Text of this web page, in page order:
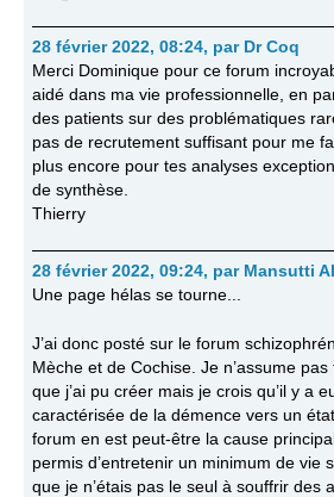
28 février 2022, 08:24, par Dr Coq
Merci Dominique pour ce forum
aidé dans ma vie professionnelle, en
des patients sur des problématiques
pas de recrutement suffisant pour me
plus encore pour tes analyses
de synthèse.
Thierry
28 février 2022, 09:24, par Mansutti
Une page hélas se tourne...
J’ai donc posté sur le forum
Mèche et de Cochise. Je n’assume
que j’ai pu créer mais je crois qu’il y a
caractérisée de la démence vers un
forum en est peut-être la cause
permis d’entretenir un minimum de vie
que je n’étais pas le seul à souffrir des